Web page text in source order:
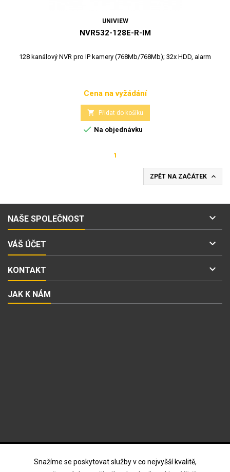
Snažíme se poskytovat služby v co nejvyšší kvalitě,
UNIVIEW
NVR532-128E-R-IM
128 kanálový NVR pro IP kamery (768Mb/768Mb); 32x HDD, alarm
Cena
Cena na vyžádání
 Přidat do košíku
 Na objednávku
1
ZPĚT NA ZAČÁTEK 
NAŠE SPOLEČNOST 
VÁŠ ÚČET 
KONTAKT 
JAK K NÁM